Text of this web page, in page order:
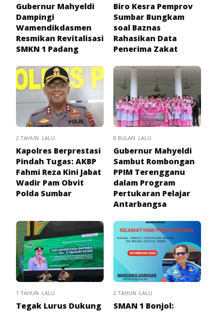
Gubernur Mahyeldi
Dampingi
Wamendikdasmen
Resmikan Revitalisasi
SMKN 1 Padang
Biro Kesra Pemprov
Sumbar Bungkam
soal Baznas
Rahasikan Data
Penerima Zakat
2 TAHUN LALU
Kapolres Berprestasi
Pindah Tugas: AKBP
Fahmi Reza Kini Jabat
Wadir Pam Obvit
Polda Sumbar
8 BULAN LALU
Gubernur Mahyeldi
Sambut Rombongan
PPIM Terengganu
dalam Program
Pertukaran Pelajar
Antarbangsa
1 TAHUN LALU
Tegak Lurus Dukung
2 TAHUN LALU
SMAN 1 Bonjol: